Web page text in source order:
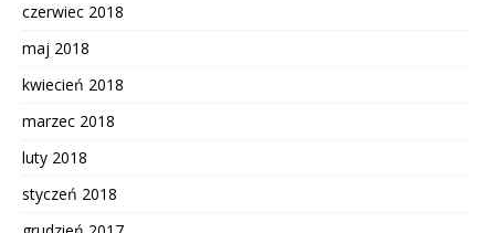
czerwiec 2018
maj 2018
kwiecień 2018
marzec 2018
luty 2018
styczeń 2018